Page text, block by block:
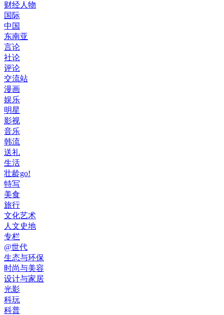
财经人物
国际
中国
东南亚
言论
社论
评论
交流站
漫画
娱乐
明星
影视
音乐
韩流
送礼
生活
壮龄go!
特写
美食
旅行
文化艺术
人文史地
专栏
@世代
生态与环保
时尚与美容
设计与家居
光影
科玩
科普